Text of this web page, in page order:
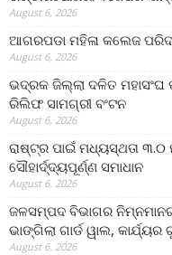
August 6, 2026
ଆଗରପଡା ମହିଳା କଲେଜ
August 6, 2026
ଭଦ୍ରକ ଜିଲ୍ଲା ଦଳିତ
ରିଲିଫ ସାମଗ୍ରୀ ବଂଟନ
August 6, 2026
ରାଷ୍ଟ୍ର ପାଇଁ ମଧ୍ୟସ୍ଥତା ୩.୦
ସୌହାର୍ଦ୍ଦ୍ୟପୂର୍ଣ୍ଣ ସମାଧାନ
August 6, 2026
ଜଳସମ୍ପଦ ବିଭାଗର
ଭାଙ୍ଗିଲା ଗାର୍ଡ ୱାଲ,
August 6, 2026